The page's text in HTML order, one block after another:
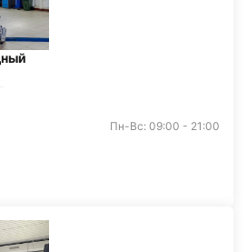
Пн-Вс: 09:00 - 21:00